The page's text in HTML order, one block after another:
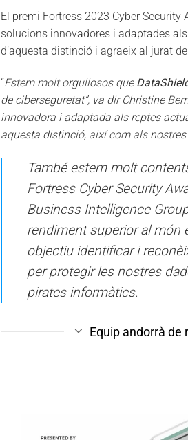
El premi Fortress 2023 Cyber Security
solucions innovadores i adaptades
d’aquesta distinció i agraeix al jurat
“Estem molt orgullosos que
de ciberseguretat”, va dir Christine
innovadora i adaptada als reptes
aquesta distinció, així com als
També estem molt
Fortress Cyber ​​​​​​Security
Business Intelligence
rendiment superior al món
objectiu identificar i
per protegir les nostres
pirates informàtics.
Equip andorrà